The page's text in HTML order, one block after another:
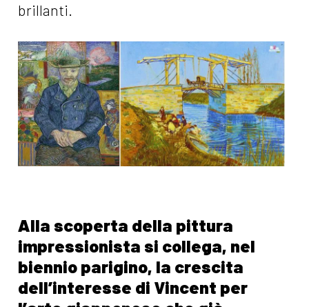
brillanti.
Alla scoperta della pittura
impressionista si collega, nel
biennio parigino, la crescita
dell’interesse di Vincent per